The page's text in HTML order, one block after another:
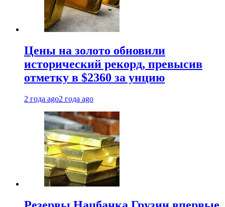
Цены на золото обновили
исторический рекорд, превысив
отметку в $2360 за унцию
2 года ago2 года ago